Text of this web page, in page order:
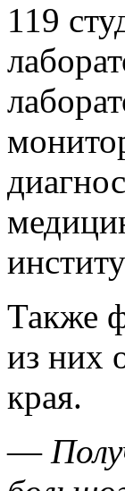
119
Также
из них
края.
—